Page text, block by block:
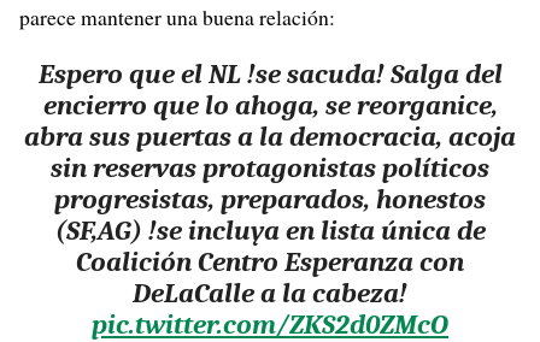
parece mantener una buena relación:
Espero que el NL !se sacuda! Salga del
encierro que lo ahoga, se reorganice,
abra sus puertas a la democracia, acoja
sin reservas protagonistas políticos
progresistas, preparados, honestos
(SF,AG) !se incluya en lista única de
Coalición Centro Esperanza con
DeLaCalle a la cabeza!
pic.twitter.com/ZKS2d0ZMcO